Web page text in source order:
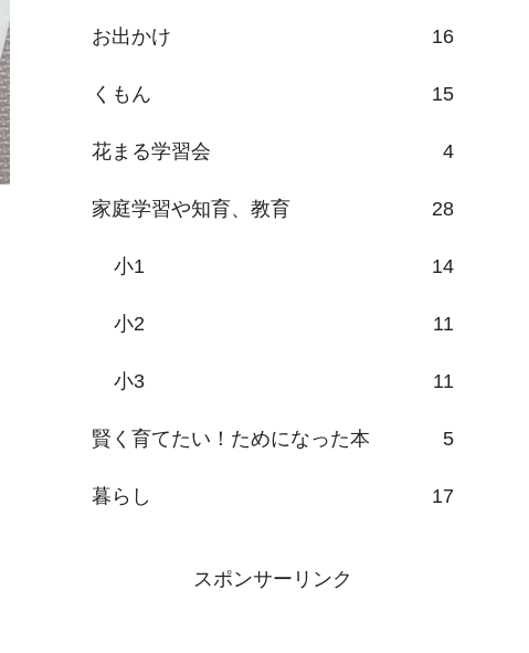
お出かけ 16
くもん 15
花まる学習会 4
家庭学習や知育、教育 28
小1 14
小2 11
小3 11
賢く育てたい！ためになった本 5
暮らし 17
スポンサーリンク